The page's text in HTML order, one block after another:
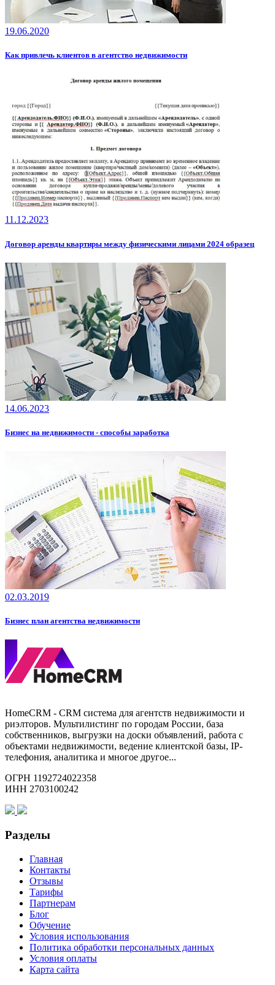
19.06.2020
Как привлечь клиентов в агентство недвижимости
11.12.2023
Договор аренды квартиры между физическими лицами 2024 образец
14.06.2023
Бизнес на недвижимости - способы заработка
02.03.2019
Бизнес план агентства недвижимости
HomeCRM - CRM система для агентств недвижимости и
риэлторов. Мультилистинг по городам России, база
собственников, выгрузки на доски объявлений, работа с
объектами недвижимости, ведение клиентской базы, IP-
телефония, аналитика и многое другое...
ОГРН 1192724022358
ИНН 2703100242
Разделы
Главная
Контакты
Отзывы
Тарифы
Партнерам
Блог
Обучение
Условия использования
Политика обработки персональных данных
Условия оплаты
Карта сайта